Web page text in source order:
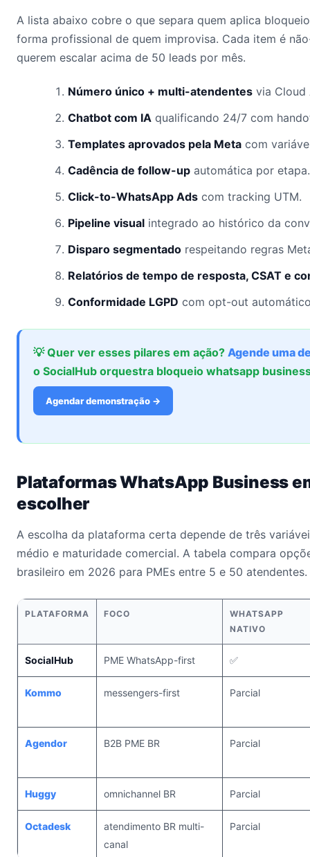
A lista abaixo cobre o que separa quem aplica
forma profissional de quem improvisa. Cada item é
querem escalar acima de 50 leads por mês.
Número único + multi-atendentes via Cloud
Chatbot com IA qualificando 24/7 com
Templates aprovados pela Meta com
Cadência de follow-up automática por etapa.
Click-to-WhatsApp Ads com tracking UTM.
Pipeline visual integrado ao histórico da
Disparo segmentado respeitando regras
Relatórios de tempo de resposta, CSAT e
Conformidade LGPD com opt-out
💡 Quer ver esses pilares em ação? Agende uma
o SocialHub orquestra bloqueio whatsapp
Agendar demonstração →
Plataformas WhatsApp Business
escolher
A escolha da plataforma certa depende de três
médio e maturidade comercial. A tabela compara
brasileiro em 2026 para PMEs entre 5 e 50 atendentes.
PLATAFORMA FOCO
WHATSAPP
NATIVO
SocialHub PME WhatsApp-first ✅
Kommo messengers-first Parcial
Agendor B2B PME BR Parcial
Huggy omnichannel BR Parcial
Octadesk
atendimento BR multi-
canal
Parcial